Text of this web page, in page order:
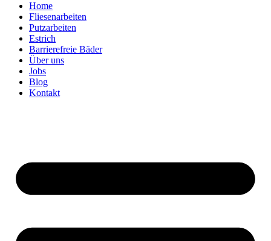
Home
Fliesenarbeiten
Putzarbeiten
Estrich
Barrierefreie Bäder
Über uns
Jobs
Blog
Kontakt